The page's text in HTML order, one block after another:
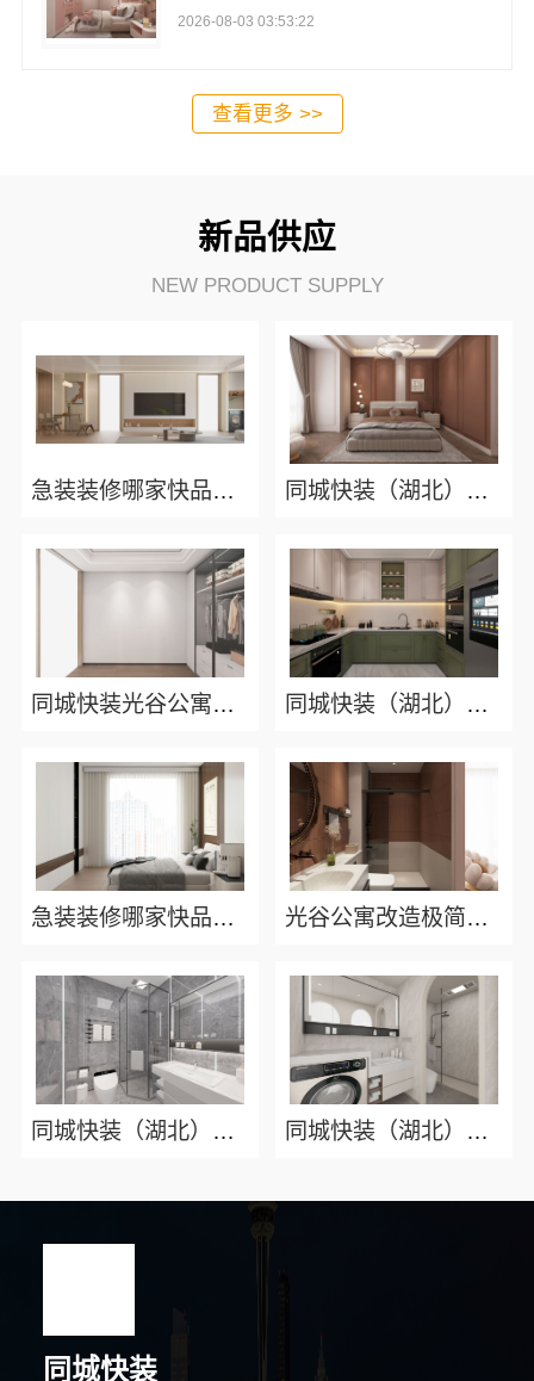
2026-08-03 03:53:22
查看更多 >>
新品供应
NEW PRODUCT SUPPLY
急装装修哪家快品质施工，同城快装省心 同城快装（湖北）科技有限公司武昌智能家装省心
同城快装光谷公寓改造极简风科技家装 同城快装（湖北）科技有限公司：武昌拎包入住改造智能家装，省心又可靠
急装装修哪家快品质施工 同城快装（湖北）科技有限公司 光谷公寓改造极简风科技家装 同城快装（湖北）科技有限公司
同城快装（湖北）科技有限公司：快住老房快装公司工期保障靠谱省心 同城快装（湖北）科技有限公司精装房翻新零增项设计服务
同城快装